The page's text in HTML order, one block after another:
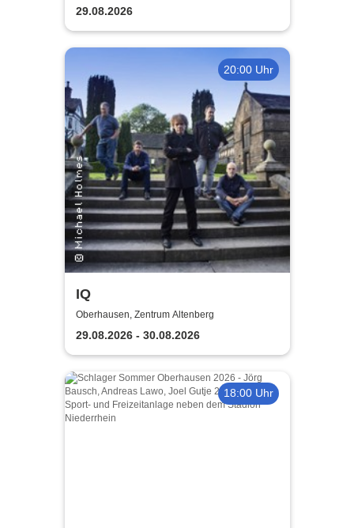
Release Show
29.08.2026
20:00 Uhr
IQ
Oberhausen, Zentrum Altenberg
29.08.2026 - 30.08.2026
18:00 Uhr